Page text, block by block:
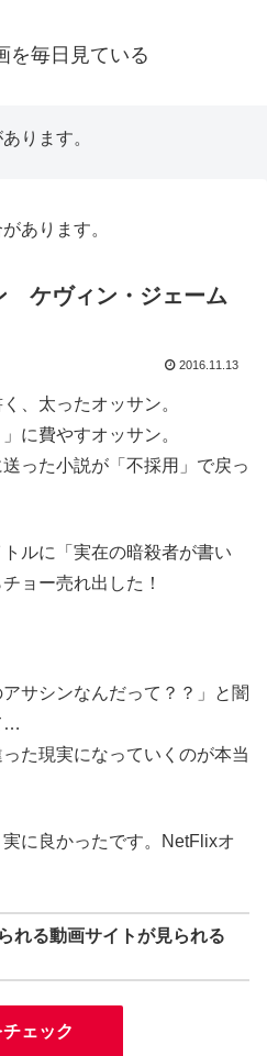
を毎日見ている
ります。
あります。
ケヴィン・ジェーム
2016.11.13
、太ったオッサン。
に費やすオッサン。
った小説が「不採用」で戻っ
ルに「実在の暗殺者が書い
ョー売れ出した！
サシンなんだって？？」と闇
…
た現実になっていくのが本当
に良かったです。NetFlixオ
れる動画サイトが見られる
ェック